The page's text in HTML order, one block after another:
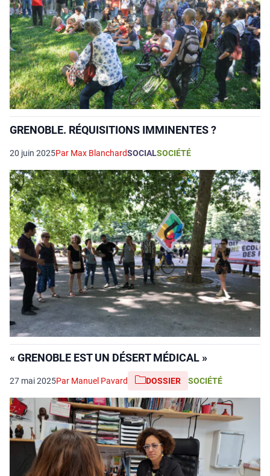
GRENOBLE. RÉQUISITIONS IMMINENTES ?
20 juin 2025Par Max BlanchardSOCIALSOCIÉTÉ
« GRENOBLE EST UN DÉSERT MÉDICAL »
27 mai 2025Par Manuel Pavard DOSSIER SOCIÉTÉ